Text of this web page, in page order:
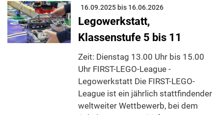
16.09.2025 bis 16.06.2026
Legowerkstatt,
Klassenstufe 5 bis 11
Zeit: Dienstag 13.00 Uhr bis 15.00
Uhr FIRST-LEGO-League -
Legowerkstatt Die FIRST-LEGO-
League ist ein jährlich stattfindender
weltweiter Wettbewerb, bei dem